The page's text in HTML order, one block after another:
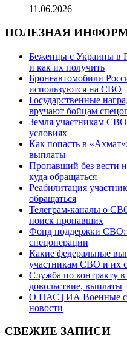
11.06.2026
ПОЛЕЗНАЯ
Беженцы с Украины в
и как их получить
Бронеавтомобили
используются на СВО
Государственные
вручают бойцам
Земля участникам
условиях
Как попасть в
выплаты
Пропавший без вести
куда обращаться
Реабилитация
обращаться
Телеграм-каналы о
поиск пропавших
Фонд поддержки СВО:
спецоперации
Какие федеральные
участникам СВО и их
Служба по контракту
довольствие, выплаты
О НАС | ИА Военные
новости
СВЕЖИЕ ЗАПИСИ